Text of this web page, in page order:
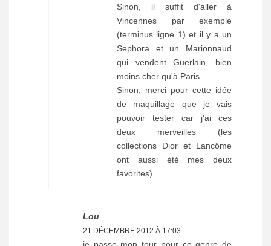
Sinon, il suffit d'aller à
Vincennes par exemple
(terminus ligne 1) et il y a un
Sephora et un Marionnaud
qui vendent Guerlain, bien
moins cher qu'à Paris.
Sinon, merci pour cette idée
de maquillage que je vais
pouvoir tester car j'ai ces
deux merveilles (les
collections Dior et Lancôme
ont aussi été mes deux
favorites).
Lou
21 DÉCEMBRE 2012 À 17:03